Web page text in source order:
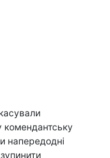
комендантську
напередодні